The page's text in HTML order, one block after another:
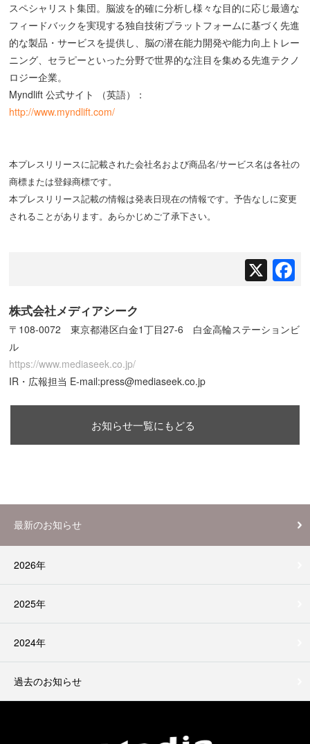
スペシャリスト集団。脳波を的確に分析し様々な目的に応じ最適な
フィードバックを実現する独自技術プラットフォームに基づく先進
的な製品・サービスを提供し、脳の潜在能力開発や能力向上トレー
ニング、セラピーといった分野で世界的な注目を集める先進テクノ
ロジー企業。
Myndlift 公式サイト （英語）：
http://www.myndlift.com/
本プレスリリースに記載された会社名および商品名/サービス名は各社の
商標または登録商標です。
本プレスリリース記載の情報は発表日現在の情報です。予告なしに変更
されることがあります。あらかじめご了承下さい。
X
株式会社メディアシーク
〒108-0072 東京都港区白金1丁目27-6 白金高輪ステーションビ
ル
https://www.mediaseek.co.jp/
IR・広報担当 E-mail:press@mediaseek.co.jp
お知らせ一覧にもどる
最新のお知らせ
2026年
2025年
2024年
過去のお知らせ